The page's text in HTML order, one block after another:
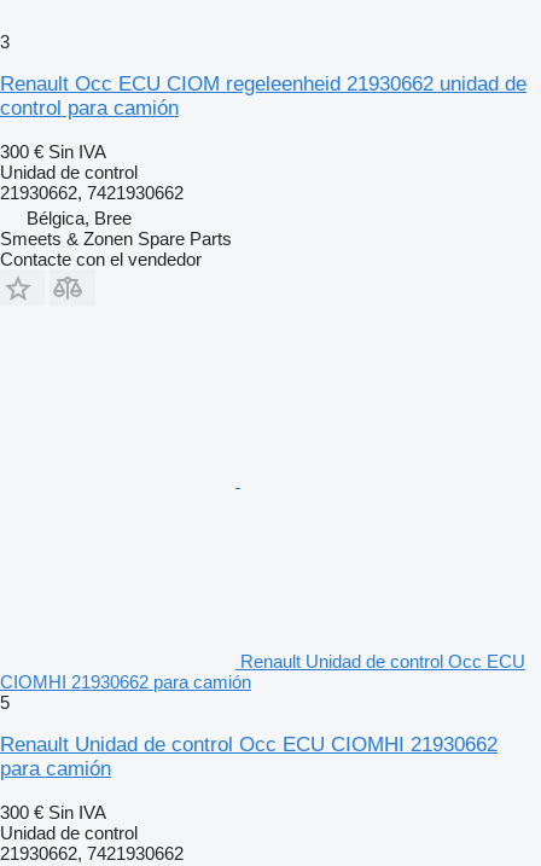
3
Renault Occ ECU CIOM regeleenheid 21930662 unidad de
control para camión
300 € Sin IVA
Unidad de control
21930662, 7421930662
Bélgica, Bree
Smeets & Zonen Spare Parts
Contacte con el vendedor
Renault Unidad de control Occ ECU
CIOMHI 21930662 para camión
5
Renault Unidad de control Occ ECU CIOMHI 21930662
para camión
300 € Sin IVA
Unidad de control
21930662, 7421930662